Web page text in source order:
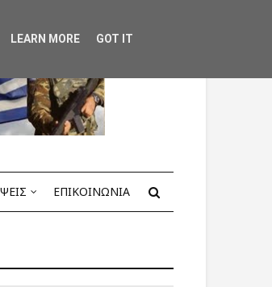
ΕΠΙΚΟΙΝΩΝΙΑ
LEARN MORE GOT IT